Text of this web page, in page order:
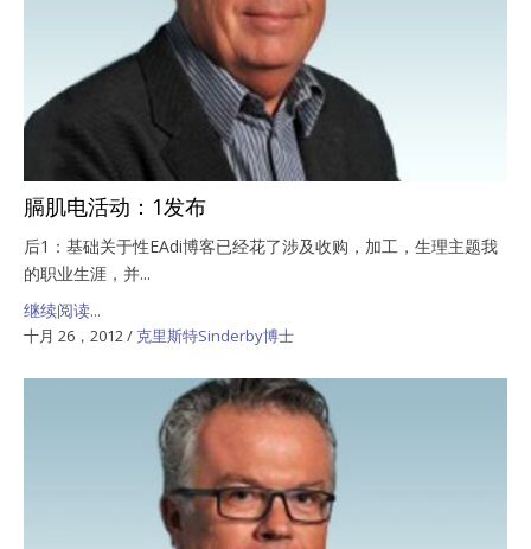
膈肌电活动：1发布
后1：基础关于性EAdi博客已经花了涉及收购，加工，生理主题我
的职业生涯，并...
继续阅读...
十月 26，2012/ 克里斯特Sinderby博士